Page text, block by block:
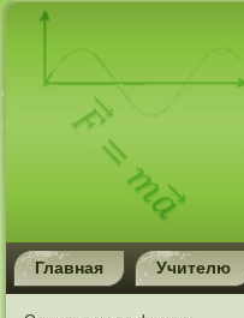
Главная Учителю